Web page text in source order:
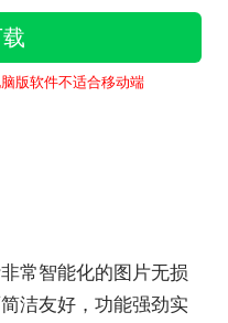
版软件不适合移动端
智能化的图片无损
洁友好，功能强劲实